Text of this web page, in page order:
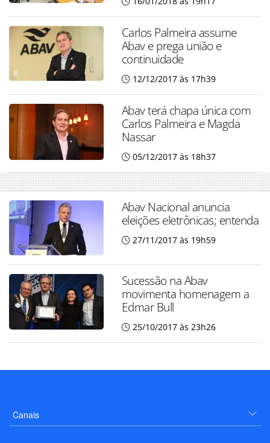
Carlos Palmeira assume
Abav e prega união e
continuidade
12/12/2017 às 17h39
Abav terá chapa única com
Carlos Palmeira e Magda
Nassar
05/12/2017 às 18h37
Abav Nacional anuncia
eleições eletrônicas; entenda
27/11/2017 às 19h59
Sucessão na Abav
movimenta homenagem a
Edmar Bull
25/10/2017 às 23h26
Canais